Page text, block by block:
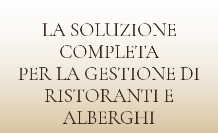
LA SOLUZIONE
COMPLETA
PER LA GESTIONE DI
RISTORANTI E
ALBERGHI